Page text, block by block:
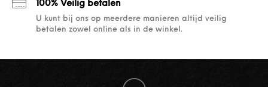
100% Veilig betalen
U kunt bij ons op meerdere manieren altijd veilig
betalen zowel online als in de winkel.